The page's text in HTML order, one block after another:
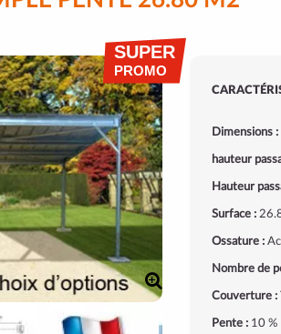
SUPER
PROMO
Dimensions :
hauteur
Hauteur
Surface :
Ossature :
Nombre de
Couverture :
Pente : 10 %